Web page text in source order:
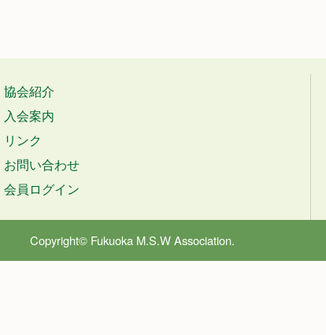
協会紹介
入会案内
リンク
お問い合わせ
会員ログイン
Copyright© Fukuoka M.S.W Association.